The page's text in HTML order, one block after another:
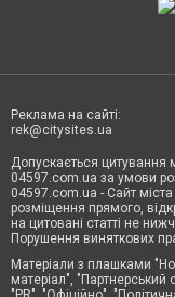
Реклама на сайті:
rek@citysites.ua
Допускається цитування
04597.com.ua за умови
04597.com.ua - Сайт
розміщення прямого,
на цитовані статті не
Порушення виняткових
Матеріали з плашками
матеріал", "Партнерський